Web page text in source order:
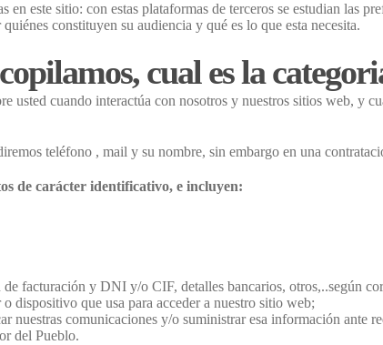
en este sitio: con estas plataformas de terceros se estudian las
constituyen su audiencia y qué es lo que esta necesita.
cual es la
usted cuando interactúa con nosotros y nuestros sitios web, y
teléfono , mail y su nombre, sin embargo en una
de carácter identificativo, e incluyen:
facturación y DNI y/o CIF, detalles bancarios, otros,..según
dispositivo que usa para acceder a nuestro sitio web;
nuestras comunicaciones y/o suministrar esa información
del Pueblo.